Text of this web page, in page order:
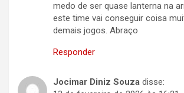
medo de ser quase lanterna na
este time vai conseguir coisa
demais jogos. Abraço
Responder
Jocimar Diniz Souza disse: